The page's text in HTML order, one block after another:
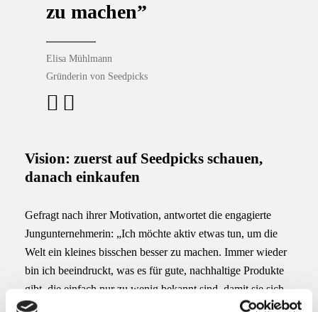
zu machen”
Elisa Mühlmann
Gründerin von Seedpicks
Vision: zuerst auf Seedpicks schauen,
danach einkaufen
Gefragt nach ihrer Motivation, antwortet die engagierte
Jungunternehmerin: „Ich möchte aktiv etwas tun, um die
Welt ein kleines bisschen besser zu machen. Immer wieder
bin ich beeindruckt, was es für gute, nachhaltige Produkte
gibt, die einfach nur zu wenig bekannt sind, damit sie sich
durchsetzen.“ Meine Vision ist es, dass alle, die sich für